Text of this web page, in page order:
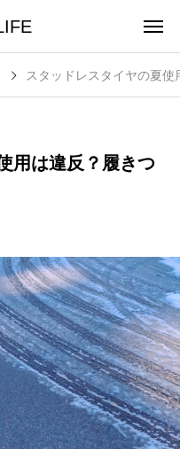
スタッドレスタイヤの夏
用は違反？履きつ